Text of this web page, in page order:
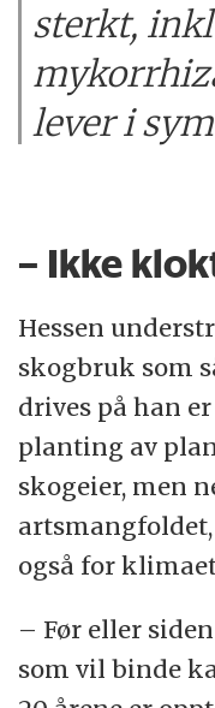
sterkt,
lever i
– Ikke
Hessen
skogbruk som
drives på han
planting av
skogeier, men
også for
– Før eller
som vil binde